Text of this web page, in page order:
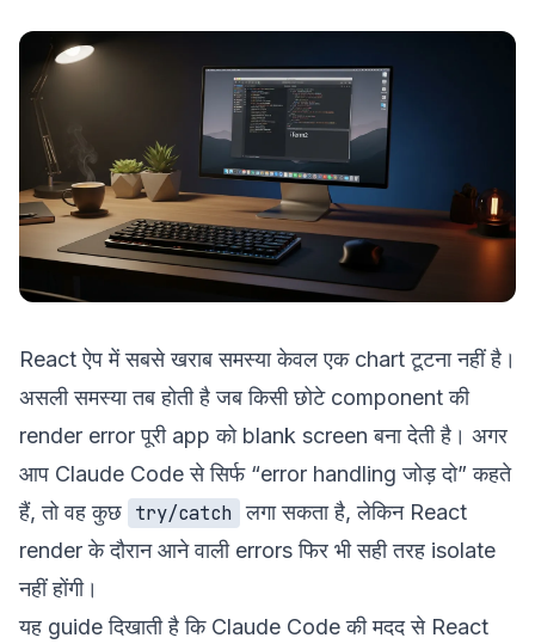
React ऐप में सबसे खराब समस्या केवल एक chart टूटना नहीं है।
असली समस्या तब होती है जब किसी छोटे component की
render error पूरी app को blank screen बना देती है। अगर
आप Claude Code से सिर्फ “error handling जोड़ दो” कहते
हैं, तो वह कुछ try/catch लगा सकता है, लेकिन React
render के दौरान आने वाली errors फिर भी सही तरह isolate
नहीं होंगी।
यह guide दिखाती है कि Claude Code की मदद से React